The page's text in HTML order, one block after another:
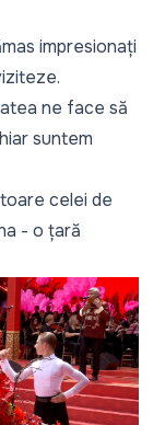
impresionați
ne face să
suntem
celei de
- o țară